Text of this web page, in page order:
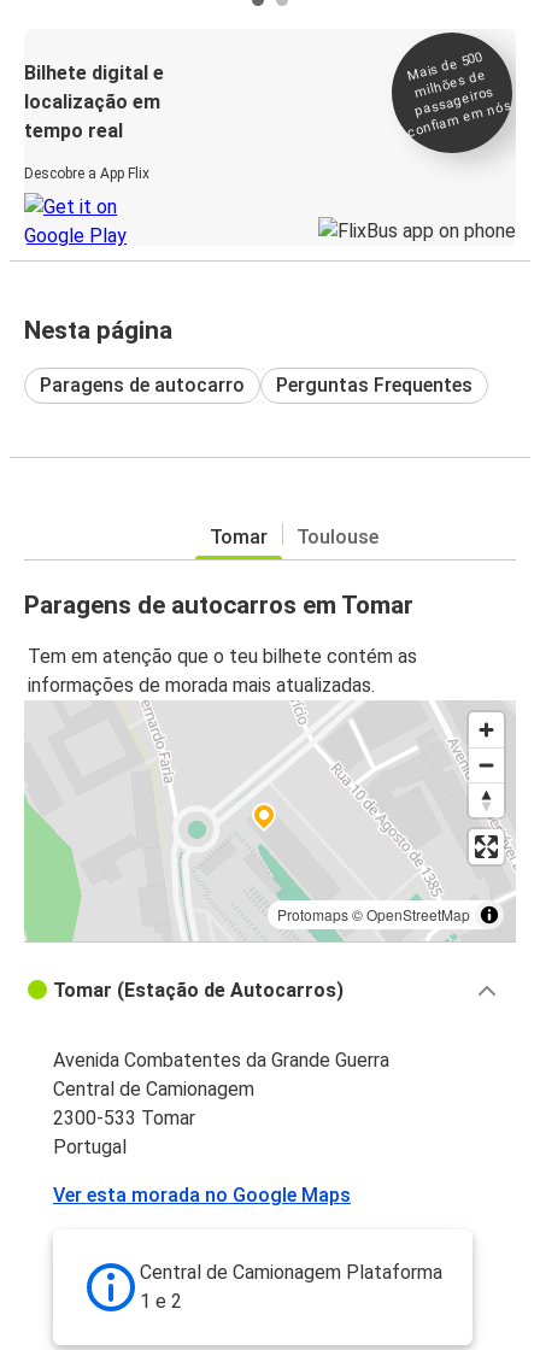
Bilhete digital e
localização em
tempo real
Descobre a App Flix
Mais de 500
milhões de
passageiros
confia
m e
m nós
Nesta página
Paragens de autocarro Perguntas Frequentes
Tomar Toulouse
Paragens de autocarros em Tomar
Tem em atenção que o teu bilhete contém as
informações de morada mais atualizadas.
Protomaps©OpenStreetMap
Tomar (Estação de Autocarros)
Avenida Combatentes da Grande Guerra
Central de Camionagem
2300-533 Tomar
Portugal
Ver esta morada no Google Maps
Central de Camionagem Plataforma
1 e 2